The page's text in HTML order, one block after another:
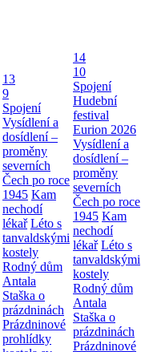
13
9
Spojení
Vysídlení a
dosídlení –
proměny
severních
Čech po roce
1945 Kam
nechodí
lékař Léto s
tanvaldskými
kostely
Rodný dům
Antala
Staška o
prázdninách
Prázdninové
prohlídky
14
10
Spojení
Hudební
festival
Eurion 2026
Vysídlení a
dosídlení –
proměny
severních
Čech po roce
1945 Kam
nechodí
lékař Léto s
tanvaldskými
kostely
Rodný dům
Antala
Staška o
prázdninách
Prázdninové